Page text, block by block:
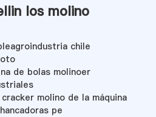
los molino
chile
de bolas molinoer
molino de la máquina
pe